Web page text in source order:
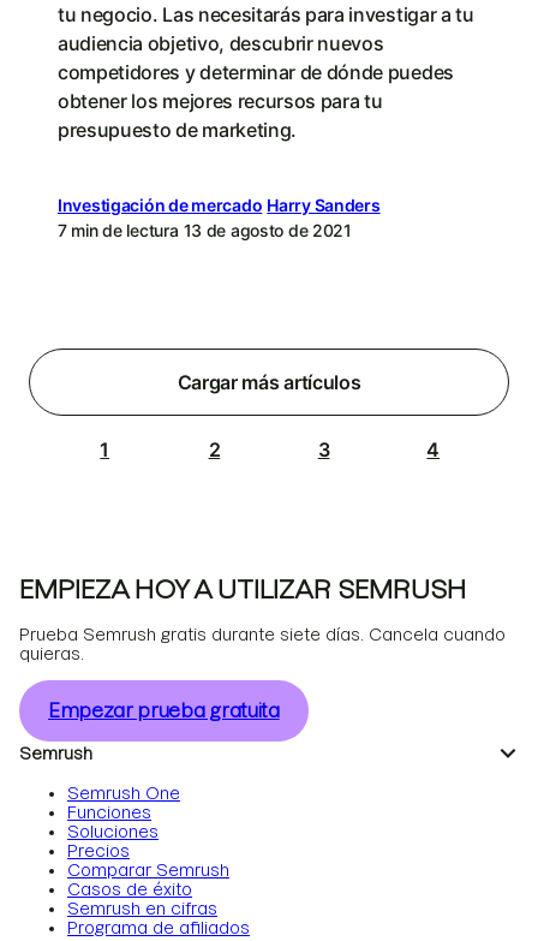
tu negocio. Las necesitarás para investigar a tu
audiencia objetivo, descubrir nuevos
competidores y determinar de dónde puedes
obtener los mejores recursos para tu
presupuesto de marketing.
Investigación de mercado Harry Sanders
7 min de lectura 13 de agosto de 2021
Cargar más artículos
1 2 3 4
EMPIEZA HOY A UTILIZAR SEMRUSH
Prueba Semrush gratis durante siete días. Cancela cuando
quieras.
Empezar prueba gratuita
Semrush
Semrush One
Funciones
Soluciones
Precios
Comparar Semrush
Casos de éxito
Semrush en cifras
Programa de afiliados